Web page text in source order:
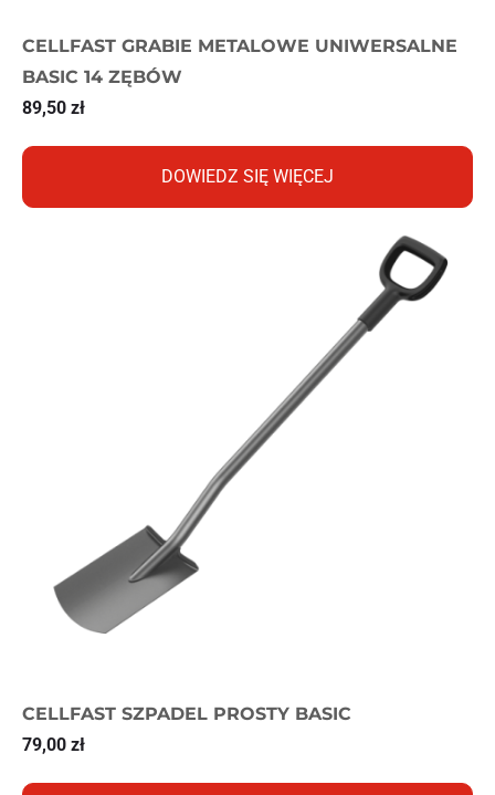
CELLFAST GRABIE METALOWE UNIWERSALNE
BASIC 14 ZĘBÓW
89,50 zł
DOWIEDZ SIĘ WIĘCEJ
CELLFAST SZPADEL PROSTY BASIC
79,00 zł